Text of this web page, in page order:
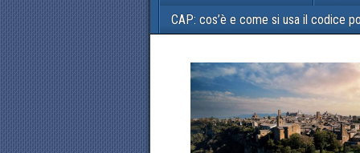
CAP: cos’è e come si usa il codice